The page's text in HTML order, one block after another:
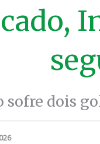
sofre dois